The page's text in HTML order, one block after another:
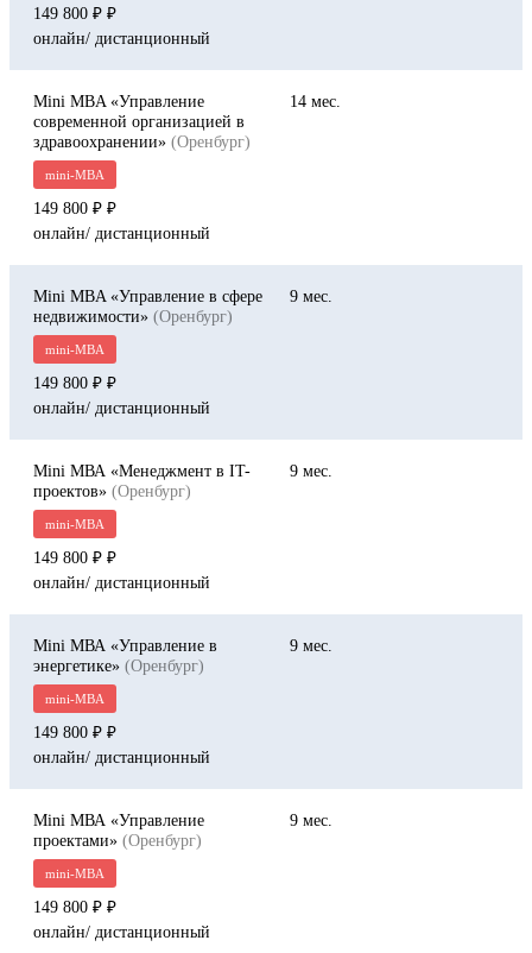
онлайн/ дистанционный
149 800 ₽
Mini MBA «Управление
современной организацией в
здравоохранении» (Оренбург)
mini-MBA
онлайн/ дистанционный
14
149 800 ₽
Mini MBA «Управление в сфере
недвижимости» (Оренбург)
mini-MBA
онлайн/ дистанционный
9
149 800 ₽
Mini МВА «Менеджмент в IT-
проектов» (Оренбург)
mini-MBA
онлайн/ дистанционный
9
149 800 ₽
Mini МВА «Управление в
энергетике» (Оренбург)
mini-MBA
онлайн/ дистанционный
9
149 800 ₽
Mini МВА «Управление
проектами» (Оренбург)
mini-MBA
онлайн/ дистанционный
9
149 800 ₽